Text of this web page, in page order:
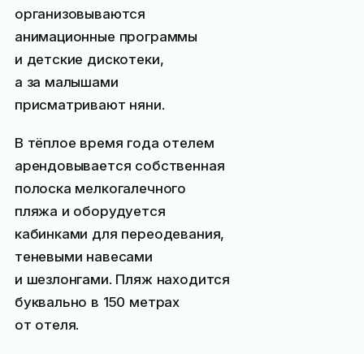
организовываются
анимационные программы
и детские дискотеки,
а за малышами
присматривают няни.
В тёплое время года отелем
арендовывается собственная
полоска мелкогалечного
пляжа и оборудуется
кабинками для переодевания,
теневыми навесами
и шезлонгами. Пляж находится
буквально в 150 метрах
от отеля.